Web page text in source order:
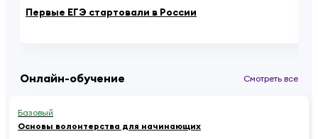
Первые ЕГЭ стартовали в России
Онлайн-обучение Смотреть все
Базовый
Основы волонтерства для начинающих